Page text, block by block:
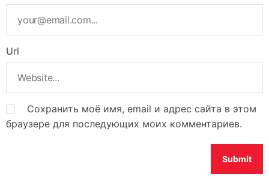
Url
Сохранить моё имя, email и адрес сайта в этом
браузере для последующих моих комментариев.